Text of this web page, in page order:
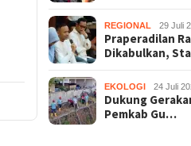
REGIONAL 29 Juli
Praperadilan
Dikabulkan,
EKOLOGI 24 Juli
Dukung
Pemkab Gu…